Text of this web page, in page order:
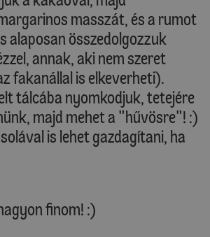
masszát, és a rumot
alaposan összedolgozzuk
annak, aki nem szeret
fakanállal is elkeverheti).
tálcába nyomkodjuk, tetejére
majd mehet a "hűvösre"! :)
is lehet gazdagítani, ha
finom! :)